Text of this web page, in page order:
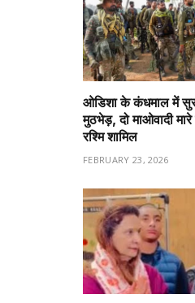
ओडिशा के कंधमाल में
मुठभेड़, दो माओवादी
रश्मि शामिल
FEBRUARY 23, 2026